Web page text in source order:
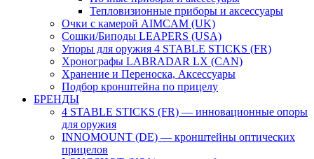
Тепловизионные приборы и аксессуары
Очки с камерой AIMCAM (UK)
Сошки/Биподы LEAPERS (USA)
Упоры для оружия 4 STABLE STICKS (FR)
Хронографы LABRADAR LX (CAN)
Хранение и Переноска, Аксессуары
Подбор кронштейна по прицелу
БРЕНДЫ
4 STABLE STICKS (FR) — инновационные опоры
для оружия
INNOMOUNT (DE) — кронштейны оптических
прицелов